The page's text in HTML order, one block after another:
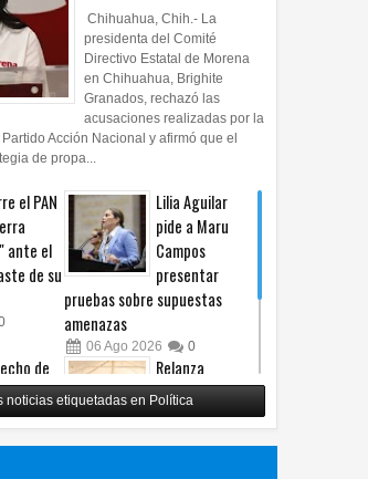
de
para este martes en gran
parte de Chihuahua
21
2026
Chihuahua, Chih.- La
presidenta del Comité
Directivo Estatal de Morena
en Chihuahua, Brighite
Granados, rechazó las
acusaciones realizadas por la
Acción Nacional y afirmó que el
de propa...
el PAN
ante el
de su
Lilia Aguilar
pide a Maru
Campos
presentar
pruebas sobre supuestas
amenazas
06 Ago 2026 0
de
Relanza
Villalobos
programa de
afiliación del
noticias etiquetadas en Política